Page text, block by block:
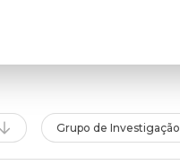
Grupo de Investigação